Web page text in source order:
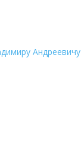
Андреевичу